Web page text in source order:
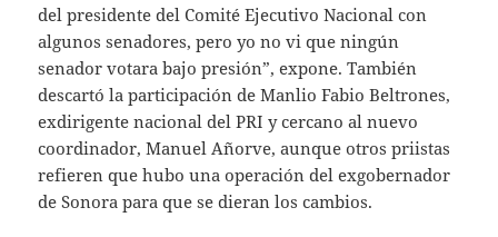
del presidente del Comité Ejecutivo Nacional con
algunos senadores, pero yo no vi que ningún
senador votara bajo presión”, expone. También
descartó la participación de Manlio Fabio Beltrones,
exdirigente nacional del PRI y cercano al nuevo
coordinador, Manuel Añorve, aunque otros priistas
refieren que hubo una operación del exgobernador
de Sonora para que se dieran los cambios.